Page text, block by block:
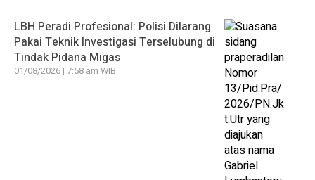
LBH Peradi Profesional: Polisi Dilarang
Pakai Teknik Investigasi Terselubung di
Tindak Pidana Migas
01/08/2026 | 7:58 am WIB